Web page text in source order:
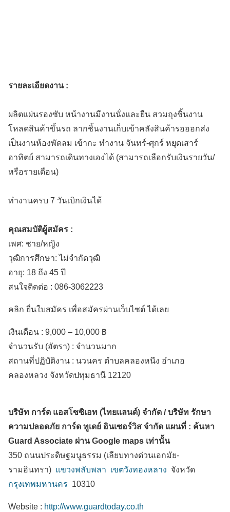
รายละเอียดงาน :
ผลิตแผ่นรองซับ หน้างานมีงานนั่งและยืน สวมถุงชิ้นงาน
โหลดสินค้าขึ้นรถ ลากชิ้นงานเก็บเข้าคลังสินค้ารอออกส่ง
เป็นงานห้องพัดลม เข้ากะ ทำงาน จันทร์-ศุกร์ หยุดเสาร์
อาทิตย์ สามารถเดินทางเองได้ (สามารถเลือกรับเงินรายวัน/
หรือรายเดือน)
ทำงานครบ 7 วันเบิกเงินได้
คุณสมบัติผู้สมัคร :
เพศ: ชาย/หญิง
วุฒิการศึกษา: ไม่จำกัดวุฒิ
อายุ: 18 ถึง 45 ปี
สนใจติดต่อ : 086-3062223
คลิก ยื่นใบสมัคร เพื่อสมัครผ่านเว็บไซต์ ได้เลย
เงินเดือน : 9,000 – 10,000 ฿
จำนวนรับ (อัตรา) : จำนวนมาก
สถานที่ปฏิบัติงาน : นวนคร ตำบลคลองหนึง อำเภอ
คลองหลวง จังหวัดปทุมธานี 12120
บริษัท การ์ด แอสโซซิเอท (ไทยแลนด์) จำกัด / บริษัท รักษา
ความปลอดภัย การ์ด ทูเดย์ อินเซอร์วิส จำกัด แผนที่ : ค้นหา
Guard Associate ผ่าน Google maps เท่านั้น
350 ถนนประดิษฐมนูธรรม (เลียบทางด่วนเอกมัย-
รามอินทรา) แขวงพลับพลา เขตวังทองหลาง จังหวัด
กรุงเทพมหานคร 10310
Website : http://www.guardtoday.co.th